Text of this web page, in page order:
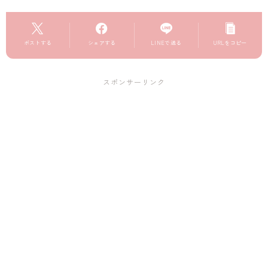
ポストする シェアする LINEで送る URLをコピー
スポンサーリンク